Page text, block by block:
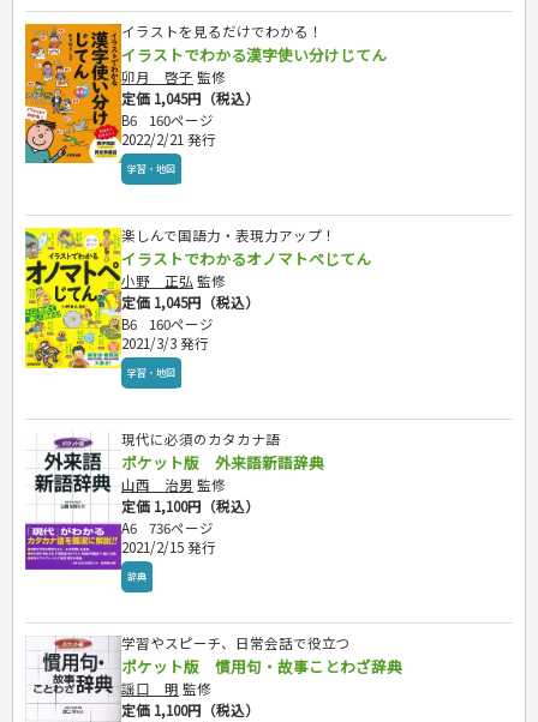
健康メニュー・ダイエット
調理器具クッキング
お菓子・ケーキ・パン
飲み物・お酒
メイク・ネイル・ヘア
着物・着つけ
冠婚葬祭・スピーチ・マナー
手紙・ペン字
妊娠・出産・育児
妊娠・出産・育児
離乳食・幼児食・こどもレシピ
健康知識
栄養事典
生活習慣病
介護一般
パネルシアター
指導マニュアル
なぞなぞ・ゲーム
占い・心理ゲーム
のりもの・ずかん
読み物・絵本
音と光のでる絵本
夏休みドリル
総復習ドリル
学習・地図
自由研究・読書感想文
えんぴつちょう
就職活動
就職試験
公務員試験
資格試験
検定試験・資格試験
英語検定・TOEIC
漢字検定・数学検定
簿記検定
看護・薬学
ケアマネジャー
介護・社会福祉士
保育士
司法書士・社労士
行政書士・宅建
FP
衛生管理・運行管理
建築・土木
調理師
スキル・キャリアアップ
危険物取扱者
消防設備士
登録販売者
その他資格試験
ビジネス
経営・経済・法律
マネー・株・資産
ビジネス・法律
簿記・経理・税金・保険
自己啓発
自己啓発
ビジネス読み物
旅行・歴史
国内・海外旅行
国外旅行
散歩・グルメ
地理・歴史
歴史
文庫
成美文庫
その他文庫
ダイアリー
ダイアリー
プラチナダイアリー プレステージ
イラストを見るだけでわかる！
イラストでわかる漢字使い分けじてん
卯月 啓子 監修
定価 1,045円（税込）
B6
160ページ
2022/2/21 発行
学習・地図
楽しんで国語力・表現力アップ！
イラストでわかるオノマトペじてん
小野 正弘監修
定価 1,045円（税込）
B6
160ページ
2021/3/3 発行
学習・地図
現代に必須のカタカナ語
ポケット版 外来語新語辞典
山西 治男 監修
定価 1,100円（税込）
A6
736ページ
2021/2/15 発行
辞典
学習やスピーチ、日常会話で役立つ
ポケット版 慣用句・故事ことわざ辞典
謡口 明 監修
定価 1,100円（税込）